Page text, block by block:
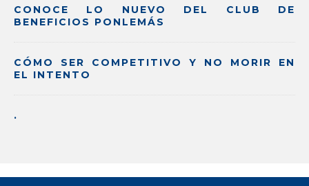
CONOCE LO NUEVO DEL CLUB DE
BENEFICIOS PONLEMÁS
CÓMO SER COMPETITIVO Y NO MORIR EN
EL INTENTO
.